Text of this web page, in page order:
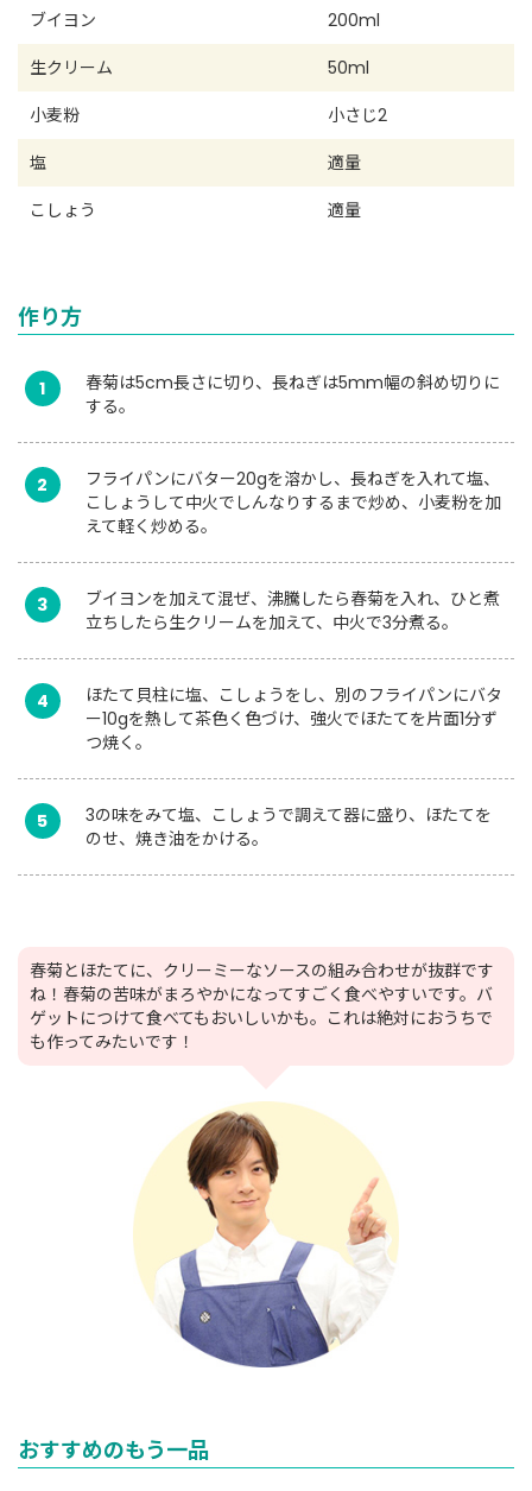
ブイヨン
200ml
生クリーム
50ml
小麦粉
小さじ2
塩
適量
こしょう
適量
作り方
1
春菊は5cm長さに切り、長ねぎは5mm幅の斜め切りに
する。
2
フライパンにバター20gを溶かし、長ねぎを入れて塩、
こしょうして中火でしんなりするまで炒め、小麦粉を加
えて軽く炒める。
3
ブイヨンを加えて混ぜ、沸騰したら春菊を入れ、ひと煮
立ちしたら生クリームを加えて、中火で3分煮る。
4
ほたて貝柱に塩、こしょうをし、別のフライパンにバタ
ー10gを熱して茶色く色づけ、強火でほたてを片面1分ず
つ焼く。
5
3の味をみて塩、こしょうで調えて器に盛り、ほたてを
のせ、焼き油をかける。
春菊とほたてに、クリーミーなソースの組み合わせが抜群です
ね！春菊の苦味がまろやかになってすごく食べやすいです。バ
ゲットにつけて食べてもおいしいかも。これは絶対におうちで
も作ってみたいです！
おすすめのもう一品